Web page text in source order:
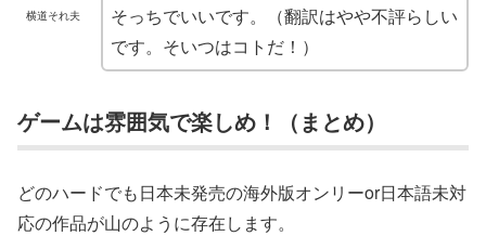
横道それ夫
そっちでいいです。（翻訳はやや不評らしい
です。そいつはコトだ！）
ゲームは雰囲気で楽しめ！（まとめ）
どのハードでも日本未発売の海外版オンリーor日本語未対
応の作品が山のように存在します。